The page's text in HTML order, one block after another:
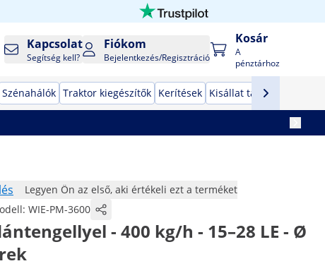
Kapcsolat
Segítség kell?
Fiókom
Bejelentkezés/Regisztráció
Kosár
A
pénztárhoz
Szénahálók Traktor kiegészítők Kerítések Kisállat tartozékok
Legyen Ön az első, aki értékeli ezt a terméket
WIE-PM-3600
- 400 kg/h - 15–28 LE - Ø